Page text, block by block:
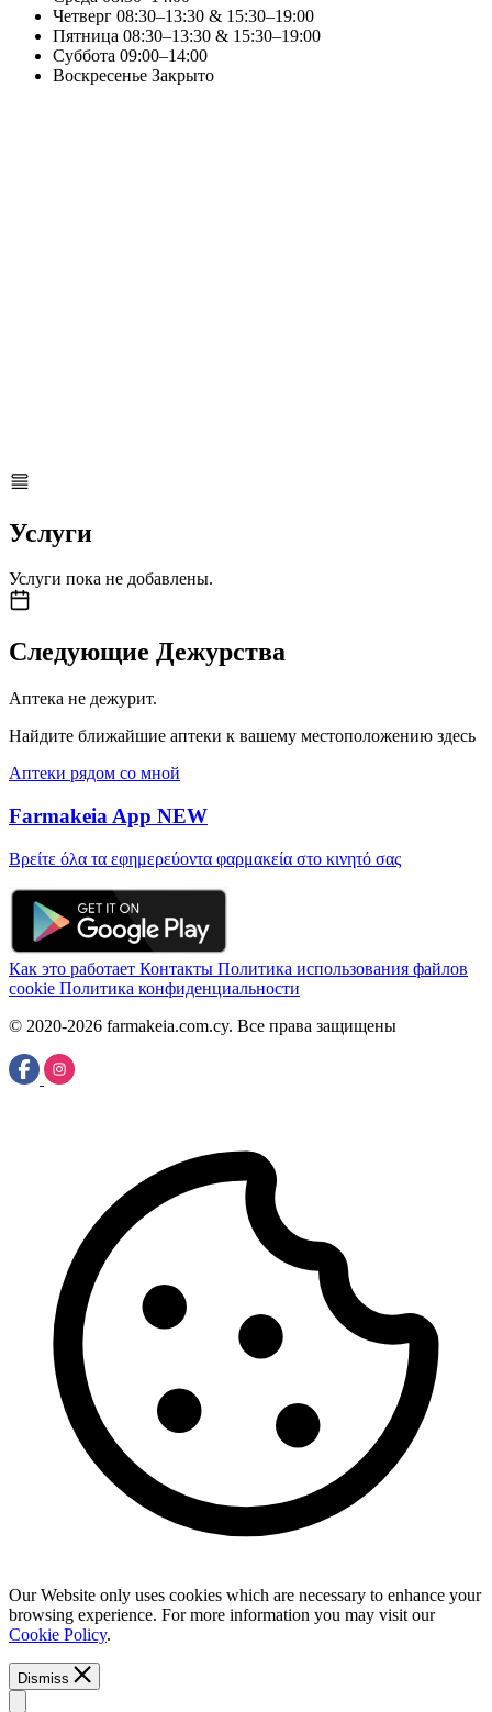
Четверг 08:30–13:30 & 15:30–19:00
Пятница 08:30–13:30 & 15:30–19:00
Суббота 09:00–14:00
Воскресенье Закрыто
Услуги
Услуги пока не добавлены.
Следующие Дежурства
Аптека не дежурит.
Найдите ближайшие аптеки к вашему местоположению здесь
Аптеки рядом со мной
Farmakeia App NEW
Βρείτε όλα τα εφημερεύοντα φαρμακεία στο κινητό σας
Как это работает Контакты Политика использования файлов
cookie Политика конфиденциальности
© 2020-2026 farmakeia.com.cy. Все права защищены
Our Website only uses cookies which are necessary to enhance your
browsing experience. For more information you may visit our
Cookie Policy.
Dismiss